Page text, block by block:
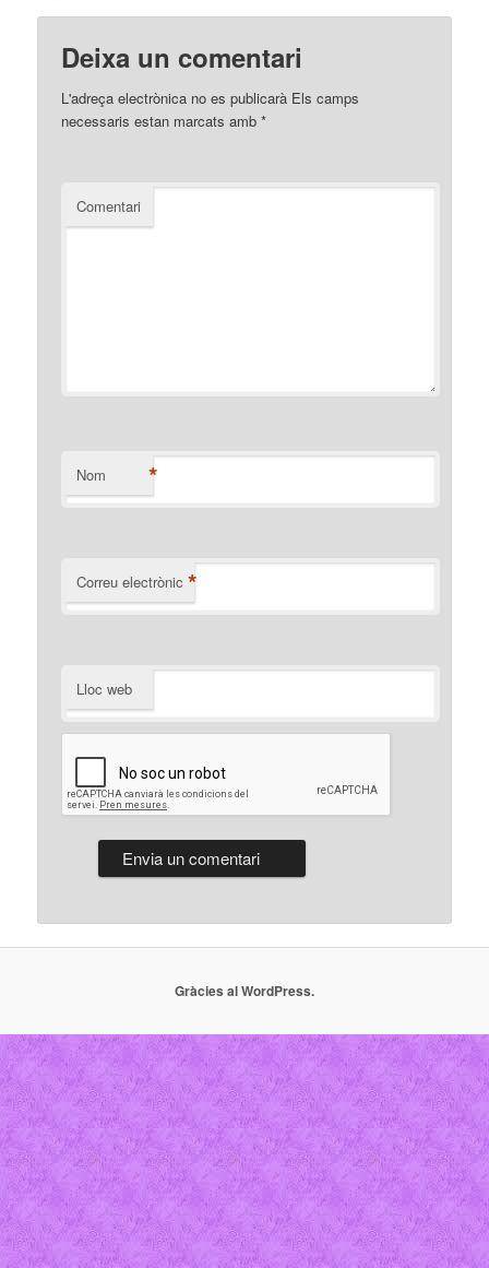
Deixa un comentari
L'adreça electrònica no es publicarà Els camps
necessaris estan marcats amb*
Comentari
Nom *
Correu electrònic *
Lloc web
Gràcies al WordPress.